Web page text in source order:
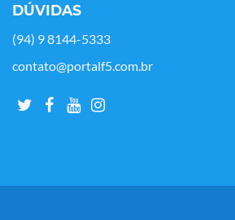
DÚVIDAS
(94) 9 8144-5333
contato@portalf5.com.br